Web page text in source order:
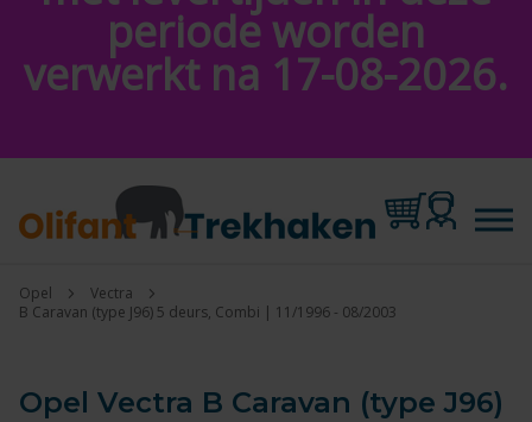
periode worden
verwerkt na 17-08-2026.
Opel
Vectra
B Caravan (type J96) 5 deurs, Combi | 11/1996 - 08/2003
Opel Vectra B Caravan (type J96)